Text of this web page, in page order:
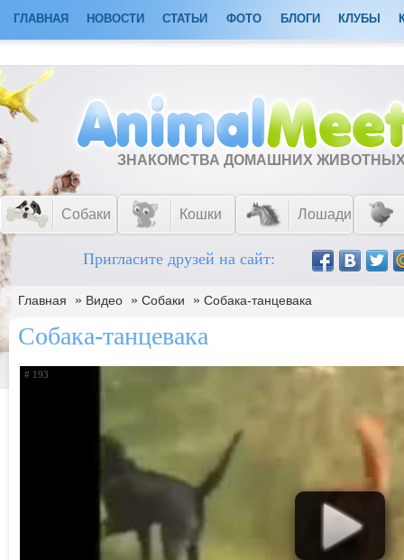
ГЛАВНАЯ НОВОСТИ СТАТЬИ ФОТО БЛОГИ КЛУБЫ
ЗНАКОМСТВА ДОМАШНИХ
Собаки Кошки Лошади
Пригласите друзей на сайт:
Главная » Видео » Собаки » Собака-танцевака
Собака-танцевака
# 193